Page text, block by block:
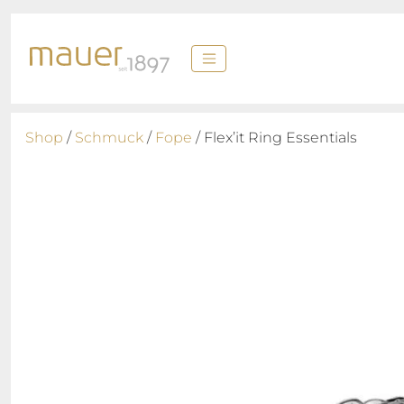
Shop / Schmuck / Fope / Flex’it Ring Essentials